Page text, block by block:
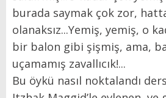
burada saymak çok zor,
olanaksız...Yemiş, yemiş, o
bir balon gibi şişmiş, ama,
uçamamış zavallıcık!...
Bu öykü nasıl noktalandı